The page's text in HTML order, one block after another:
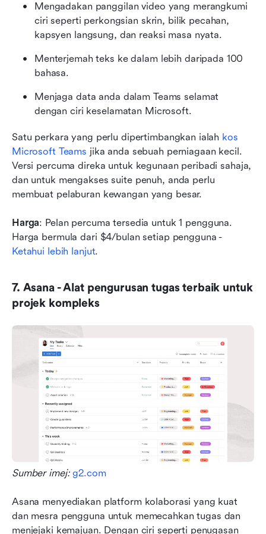
Mengadakan panggilan video yang merangkumi
ciri seperti perkongsian skrin, bilik pecahan,
kapsyen langsung, dan reaksi masa nyata.
Menterjemah teks ke dalam lebih daripada 100
bahasa.
Menjaga data anda dalam Teams selamat
dengan ciri keselamatan Microsoft.
Satu perkara yang perlu dipertimbangkan ialah kos
Microsoft Teams jika anda sebuah perniagaan kecil.
Versi percuma direka untuk kegunaan peribadi sahaja,
dan untuk mengakses suite penuh, anda perlu
membuat pelaburan kewangan yang besar.
Harga: Pelan percuma tersedia untuk 1 pengguna.
Harga bermula dari $4/bulan setiap pengguna -
Ketahui lebih lanjut.
7. Asana - Alat pengurusan tugas terbaik untuk
projek kompleks
Sumber imej: g2.com
Asana menyediakan platform kolaborasi yang kuat
dan mesra pengguna untuk memecahkan tugas dan
menjejaki kemajuan. Dengan ciri seperti penugasan